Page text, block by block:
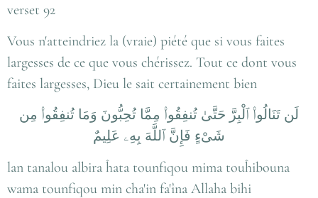
verset 92
Vous n'atteindriez la (vraie) piété que si vous faites
largesses de ce que vous chérissez. Tout ce dont vous
faites largesses, Dieu le sait certainement bien
لَن تَنَالُوا۟ ٱلْبِرَّ حَتَّىٰ تُنفِقُوا۟ مِمَّا تُحِبُّونَ وَمَا تُنفِقُوا۟ مِن
شَىْءٍ فَإِنَّ ٱللَّهَ بِهِۦ عَلِيمٌ
lan tanalou albira ĥata tounfiqou mima touĥibouna
wama tounfiqou min cha'in fa'îna Allaha bihi